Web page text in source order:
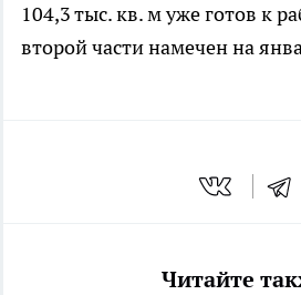
104,3 тыс. кв. м уже готов к
второй части намечен на
Читайте